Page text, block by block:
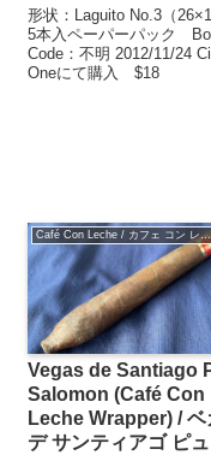
形状：Laguito No.3（
5本入ペーパーパック
Code：不明 2012/11/24
Oneにて購入 $18
Café Con Leche / カフェ コン レチェ
Vegas de Santiago
Salomon (Café Con
Leche Wrapper) / ベ
デ サンティアゴ ピ